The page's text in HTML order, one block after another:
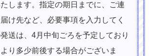
します。指定の期日までに、ご連
け先など、必要事項を入力してく
送は、4月中旬ごろを予定しており
り多少前後する場合がございま